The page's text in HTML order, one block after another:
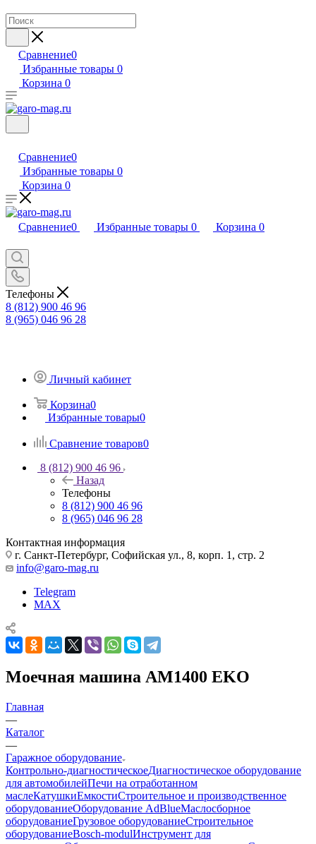
Сравнение0
Избранные товары 0
Корзина 0
Сравнение0
Избранные товары 0
Корзина 0
Сравнение0 Избранные товары 0 Корзина 0
Телефоны
8 (812) 900 46 96
8 (965) 046 96 28
Личный кабинет
Корзина0
Избранные товары0
Сравнение товаров0
8 (812) 900 46 96
Назад
Телефоны
8 (812) 900 46 96
8 (965) 046 96 28
Контактная информация
г. Санкт-Петербург, Софийская ул., 8, корп. 1, стр. 2
info@garo-mag.ru
Telegram
MAX
Моечная машина АМ1400 EKO
Главная
—
Каталог
—
Гаражное оборудование
Контрольно-диагностическоеДиагностическое оборудование
для автомобилейПечи на отработанном
маслеКатушкиЕмкостиСтроительное и производственное
оборудованиеОборудование AdBlueМаслосборное
оборудованиеГрузовое оборудованиеСтроительное
оборудованиеBosch-modulИнструмент для